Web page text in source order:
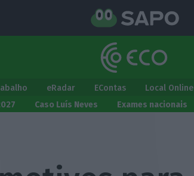
eRadar EContas Local Online
Caso Luís Neves Exames nacionais